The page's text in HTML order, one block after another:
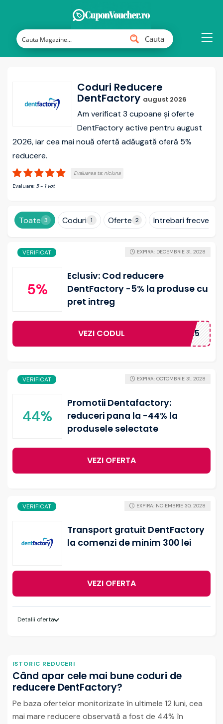
Cauta
Coduri Reducere
DentFactory august 2026
Am verificat 3 cupoane și oferte
DentFactory active pentru august
2026, iar cea mai nouă ofertă adăugată oferă 5%
reducere.
Evaluarea ta: niciuna
Evaluare: 5- 1 vot
Toate 3 Coduri 1 Oferte 2 Intrebari frecvente
VERIFICAT
5%
Eclusiv: Cod reducere
DentFactory -5% la produse cu
pret intreg
EXPIRA: DECEMBRIE 31, 2028
VEZI CODUL NVOUCHER5
VERIFICAT
44%
Promotii Dentafactory:
reduceri pana la -44% la
produsele selectate
EXPIRA: OCTOMBRIE 31, 2028
VEZI OFERTA
VERIFICAT
Transport gratuit DentFactory
la comenzi de minim 300 lei
EXPIRA: NOIEMBRIE 30, 2028
VEZI OFERTA
Detalii oferta
ISTORIC REDUCERI
Când apar cele mai bune coduri de
reducere DentFactory?
Pe baza ofertelor monitorizate în ultimele 12 luni, cea
mai mare reducere observată a fost de 44% în